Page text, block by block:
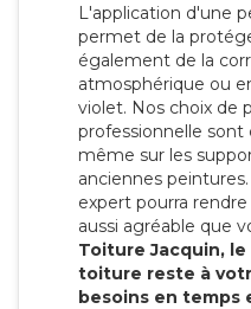
L'application d'une
permet de la
également de la
atmosphérique ou
violet. Nos choix de
professionnelle sont
même sur les
anciennes
expert pourra
aussi agréable que
Toiture Jacquin,
toiture reste à
besoins en temps